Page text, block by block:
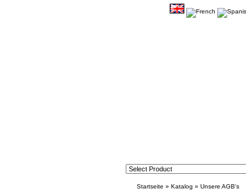
Startseite » Katalog » Unsere AGB's